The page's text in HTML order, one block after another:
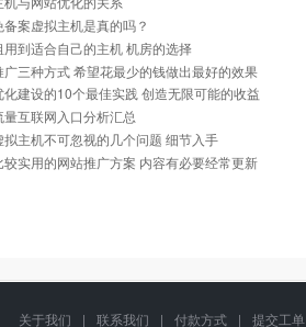
备案虚拟主机是真的吗？
用到适合自己的主机 机房的选择
广三种方式 希望花最少的钱做出最好的效果
化建设的10个最佳实践 创造无限可能的收益
量互联网入口分析汇总
拟主机不可忽视的几个问题 细节入手
较实用的网站推广方案 内容有必要经常更新
关于我们 | 联系我们 | 付款方式 | 提交工单